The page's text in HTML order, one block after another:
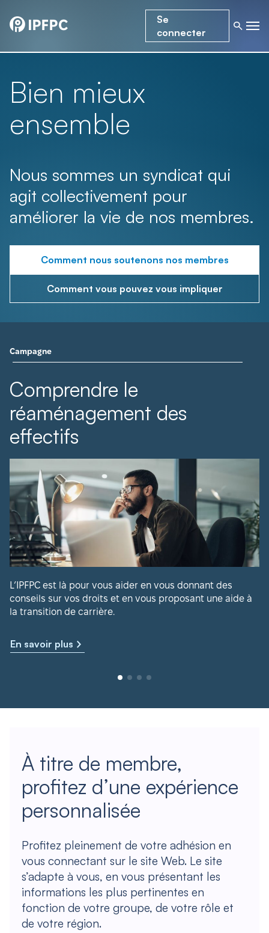
Se
connecter
Bien mieux
ensemble
Nous sommes un syndicat qui
agit collectivement pour
améliorer la vie de nos membres.
Comment nous soutenons nos membres
Comment vous pouvez vous impliquer
Campagne
Comprendre le
réaménagement des
effectifs
L’IPFPC est là pour vous aider en vous donnant des
conseils sur vos droits et en vous proposant une aide à
la transition de carrière.
En savoir plus
À titre de membre,
profitez d’une expérience
personnalisée
Profitez pleinement de votre adhésion en
vous connectant sur le site Web. Le site
s’adapte à vous, en vous présentant les
informations les plus pertinentes en
fonction de votre groupe, de votre rôle et
de votre région.